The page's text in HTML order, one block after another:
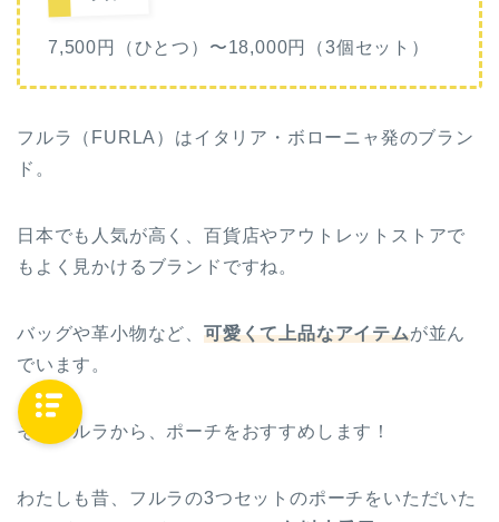
7,500円（ひとつ）〜18,000円（3個セット）
フルラ（FURLA）はイタリア・ボローニャ発のブラン
ド。
日本でも人気が高く、百貨店やアウトレットストアで
もよく見かけるブランドですね。
バッグや革小物など、 可愛くて上品なアイテムが並ん
でいます。
そのフルラから、ポーチをおすすめします！
わたしも昔、フルラの3つセットのポーチをいただいた